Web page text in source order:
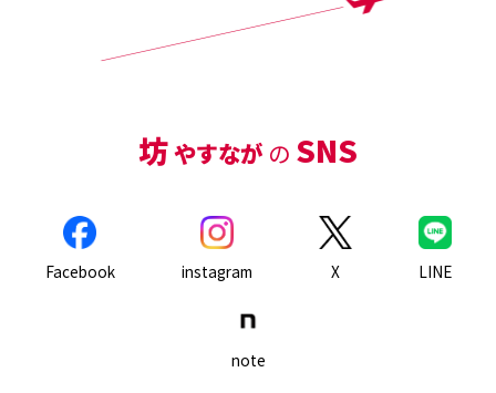
坊やすなが の SNS
Facebook instagram X LINE
note